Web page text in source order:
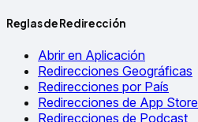
Reglas de Redirección
Abrir en Aplicación
Redirecciones Geográficas
Redirecciones por País
Redirecciones de App Store
Redirecciones de Podcast